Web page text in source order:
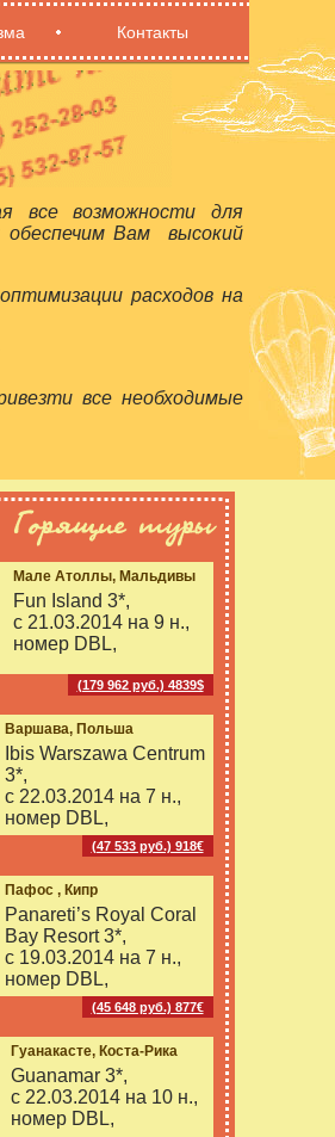
Контакты
все возможности для
обеспечим Вам высокий
расходов на
все необходимые
Мале Атоллы, Мальдивы
Fun Island 3*,
с 21.03.2014 на 9 н.,
номер DBL,
(179 962 руб.) 4839$
Варшава, Польша
Ibis Warszawa Centrum
3*,
с 22.03.2014 на 7 н.,
номер DBL,
(47 533 руб.) 918€
Пафос , Кипр
Panareti’s Royal Coral
Bay Resort 3*,
с 19.03.2014 на 7 н.,
номер DBL,
(45 648 руб.) 877€
Гуанакасте, Коста-Рика
Guanamar 3*,
с 22.03.2014 на 10 н.,
номер DBL,